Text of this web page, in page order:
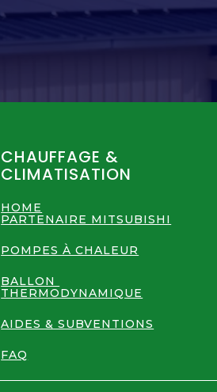
CHAUFFAGE &
CLIMATISATION
HOME
PARTENAIRE MITSUBISHI
POMPES À CHALEUR
BALLON
THERMODYNAMIQUE
AIDES & SUBVENTIONS
FAQ